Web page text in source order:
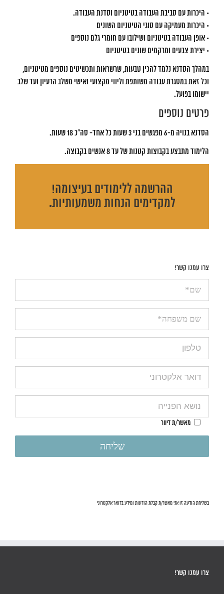
• היכרות עם סביבת העבודה בטיטניום וסדנת העבודה.
• היכרות מעמיקה עם סוגי הטיטניום השונים
• אופן העבודה בטיטניום ושילובו עם חומרי גלם נוספים
• יצירת צבעים ומרקמים שונים בטיטניום
במהלך הסדנא נלמד להכין טבעות, שרשראות ותכשיטים נוספים מטיטניום,
וכל זאת במסגרת עבודה משותפת וליווי מקצועי ואישי משלב הרעיון ועד שלב
יישומו בפועל.
פרטים נוספים
הסדנא בנויה מ-6 מפגשים בני 3 שעות כל אחד- סה”כ 18 שעות.
הלימוד מתבצע בקבוצות קטנות של עד 8 אנשים בקבוצה.
ההרשמה ללימודים בעיצומה!
למקדימים הנחות משמעותיות.
צרו עמנו קשר!
מאשר/ת דיוור
בשליחת הודעה זו אני מאשר/ת קבלת הודעות ומידע בדואר אלקטרוני
צרו עמנו קשר!